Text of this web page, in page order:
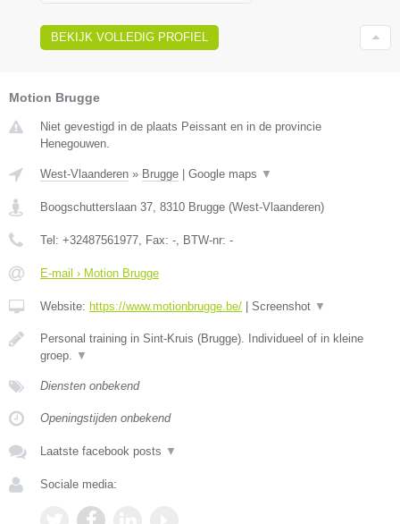
BEKIJK VOLLEDIG PROFIEL
Motion Brugge
Niet gevestigd in de plaats Peissant en in de provincie
Henegouwen.
West-Vlaanderen » Brugge Google maps ▼
Boogschutterslaan 37 8310 Brugge (West-Vlaanderen)
Tel: +32487561977 , Fax: - , BTW-nr: -
E-mail › Motion Brugge
Website: https://www.motionbrugge.be/ Screenshot ▼
Personal training in Sint-Kruis (Brugge). Individueel of in kleine
groep.
▼
Diensten onbekend
Openingstijden onbekend
Laatste facebook posts ▼
Sociale media: